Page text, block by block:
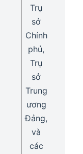
Trụ
sở
Chính
phủ,
Trụ
sở
Trung
ương
Đảng,
và
các